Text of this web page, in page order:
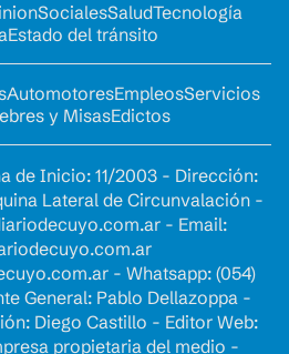
SocialesSaludTecnología
Estado del tránsito
AutomotoresEmpleosServicios
y MisasEdictos
de Inicio: 11/2003 - Dirección:
Lateral de Circunvalación -
- Email:
- Whatsapp: (054)
General: Pablo Dellazoppa -
Diego Castillo - Editor Web:
propietaria del medio -